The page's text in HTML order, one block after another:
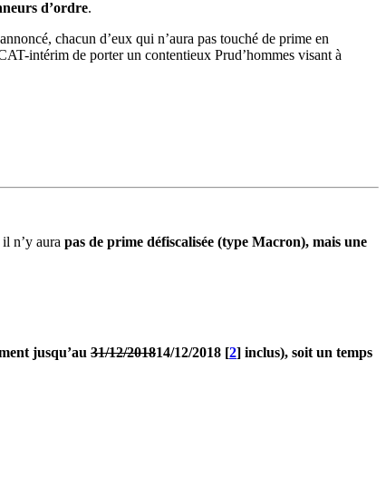
d’ordre.
chacun d’eux qui n’aura pas touché de prime en
intérim de porter un contentieux Prud’hommes visant à
n’y aura pas de prime défiscalisée (type Macron), mais une
jusqu’au 31/12/201814/12/2018 [2] inclus), soit un temps